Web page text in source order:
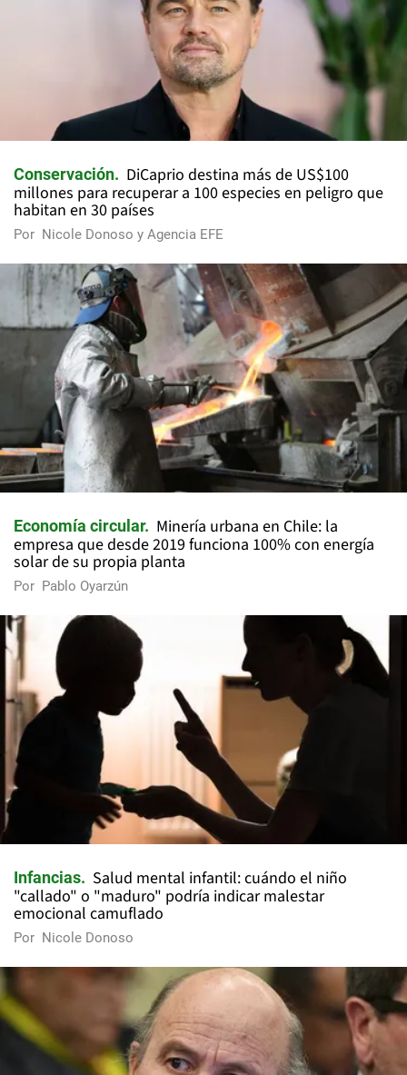
Conservación
DiCaprio destina más de US$100
millones para recuperar a 100 especies en peligro que
habitan en 30 países
Por Nicole Donoso y Agencia EFE
Economía circular
Minería urbana en Chile: la
empresa que desde 2019 funciona 100% con energía
solar de su propia planta
Por Pablo Oyarzún
Infancias
Salud mental infantil: cuándo el niño
"callado" o "maduro" podría indicar malestar
emocional camuflado
Por Nicole Donoso